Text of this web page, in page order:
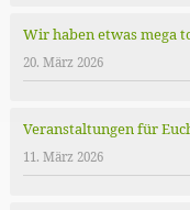
Wir haben etwas mega
20. März 2026
Veranstaltungen für
11. März 2026